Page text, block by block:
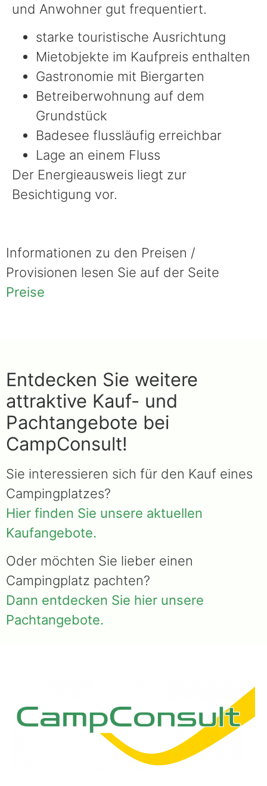
und Anwohner gut frequentiert.
starke touristische Ausrichtung
Mietobjekte im Kaufpreis enthalten
Gastronomie mit Biergarten
Betreiberwohnung auf dem
Grundstück
Badesee flussläufig erreichbar
Lage an einem Fluss
Der Energieausweis liegt zur
Besichtigung vor.
Informationen zu den Preisen /
Provisionen lesen Sie auf der Seite
Preise
Entdecken Sie weitere
attraktive Kauf- und
Pachtangebote bei
CampConsult!
Sie interessieren sich für den Kauf eines
Campingplatzes?
Hier finden Sie unsere aktuellen
Kaufangebote.
Oder möchten Sie lieber einen
Campingplatz pachten?
Dann entdecken Sie hier unsere
Pachtangebote.